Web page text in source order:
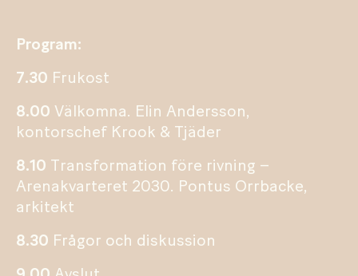
Program:
7.30 Frukost
8.00 Välkomna. Elin Andersson,
kontorschef Krook & Tjäder
8.10 Transformation före rivning –
Arenakvarteret 2030. Pontus Orrbacke,
arkitekt
8.30 Frågor och diskussion